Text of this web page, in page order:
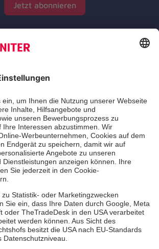
Jetzt abonnieren
der Johanniter-Unfall-Hilfe e.V.
GmbH führt das Spendenzertifikat
Spendenrats e.V.
Dienste & Leistungen
Mitarbeiten & Lernen